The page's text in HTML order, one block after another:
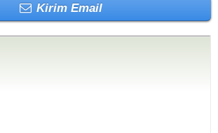
Kirim Email